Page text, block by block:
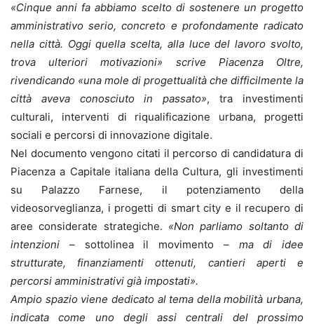
«Cinque anni fa abbiamo scelto di sostenere un progetto
amministrativo serio, concreto e profondamente radicato
nella città. Oggi quella scelta, alla luce del lavoro svolto,
trova ulteriori motivazioni» scrive Piacenza Oltre,
rivendicando «una mole di progettualità che difficilmente la
città aveva conosciuto in passato», tra investimenti
culturali, interventi di riqualificazione urbana, progetti
sociali e percorsi di innovazione digitale.
Nel documento vengono citati il percorso di candidatura di
Piacenza a Capitale italiana della Cultura, gli investimenti
su Palazzo Farnese, il potenziamento della
videosorveglianza, i progetti di smart city e il recupero di
aree considerate strategiche. «Non parliamo soltanto di
intenzioni – sottolinea il movimento – ma di idee
strutturate, finanziamenti ottenuti, cantieri aperti e
percorsi amministrativi già impostati».
Ampio spazio viene dedicato al tema della mobilità urbana,
indicata come uno degli assi centrali del prossimo